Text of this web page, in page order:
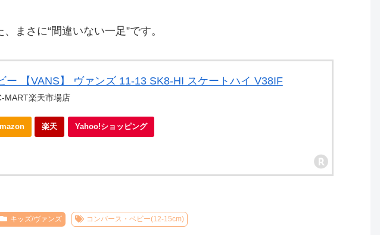
まさに“間違いない一足”です。
ー 【VANS】 ヴァンズ 11-13 SK8-HI スケートハイ V38IF
MART楽天市場店
楽天 Yahoo!ショッピング
キッズ/ヴァンズ コンバース・ベビー(12-15cm)